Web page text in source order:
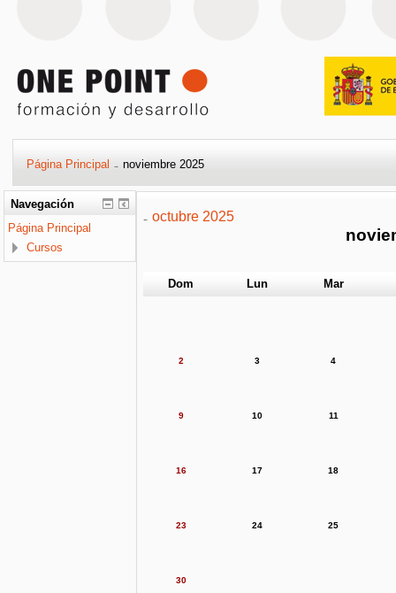
Página Principal noviembre 2025
octubre 2025
Dom Lun Mar
2 3 4
9 10 11
16 17 18
23 24 25
30
Navegación
Página Principal
Cursos